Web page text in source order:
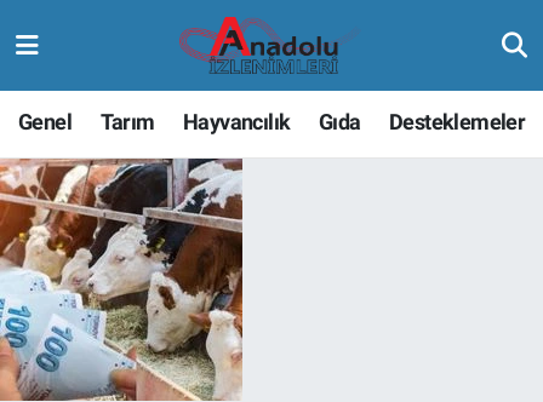
Genel Tarım Hayvancılık Gıda Desteklemeler